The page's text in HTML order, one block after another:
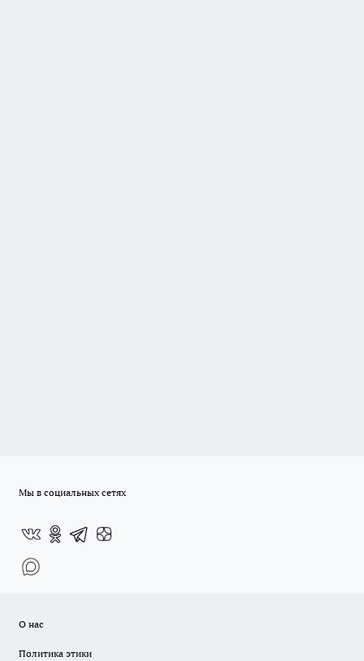
Мы в социальных сетях
О нас
Политика этики